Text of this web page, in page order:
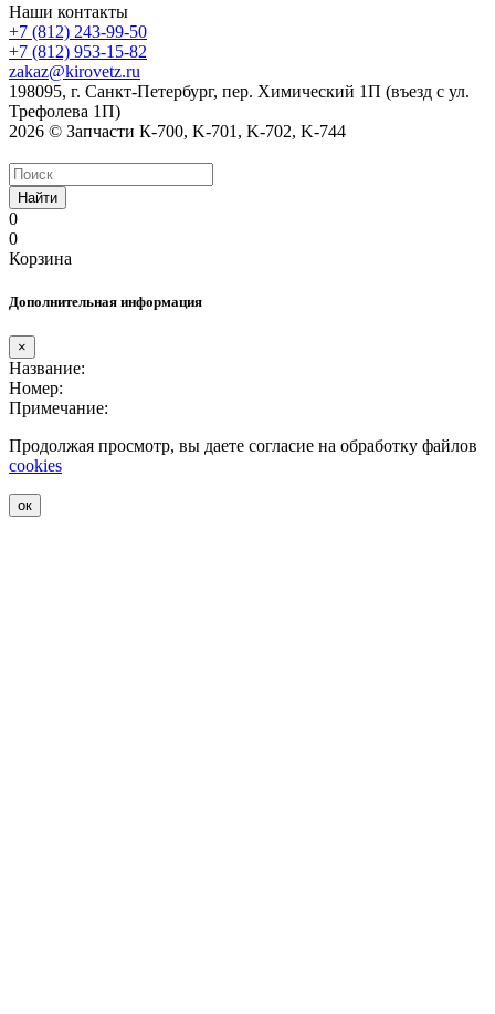
Наши контакты
+7 (812) 243-99-50
+7 (812) 953-15-82
zakaz@kirovetz.ru
198095, г. Санкт-Петербург, пер. Химический 1П (въезд с ул.
Трефолева 1П)
2026 © Запчасти К-700, K-701, K-702, K-744
Найти
0
0
Корзина
Дополнительная информация
×
Название:
Номер:
Примечание:
Продолжая просмотр, вы даете согласие на обработку файлов
cookies
ок